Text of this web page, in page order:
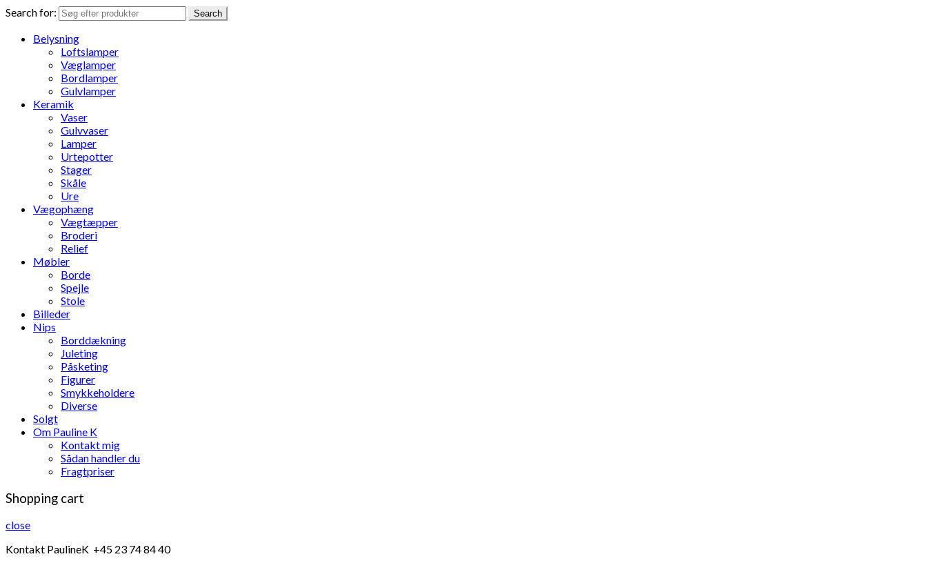
Search for: Search
Belysning
Loftslamper
Væglamper
Bordlamper
Gulvlamper
Keramik
Vaser
Gulvvaser
Lamper
Urtepotter
Stager
Skåle
Ure
Vægophæng
Vægtæpper
Broderi
Relief
Møbler
Borde
Spejle
Stole
Billeder
Nips
Borddækning
Juleting
Påsketing
Figurer
Smykkeholdere
Diverse
Solgt
Om Pauline K
Kontakt mig
Sådan handler du
Fragtpriser
Shopping cart
close
Kontakt PaulineK +45 23 74 84 40